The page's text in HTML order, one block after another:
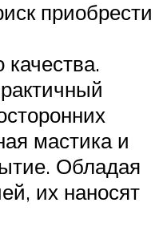
приобрести
качества.
мастика и
Обладая
их наносят